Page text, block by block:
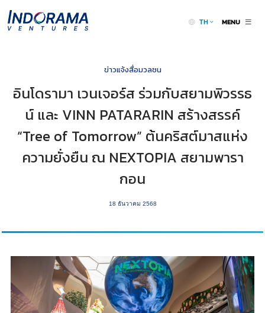
TH MENU
ข่าวแจ้งสื่อมวลชน
อินโดรามา เวนเจอร์ส ร่วมกับสยามพิวรรธ
น์ และ VINN PATARARIN สร้างสรรค์
“Tree of Tomorrow” ต้นคริสต์มาสแห่ง
ความยั่งยืน ณ NEXTOPIA สยามพารา
กอน
18 ธันวาคม 2568